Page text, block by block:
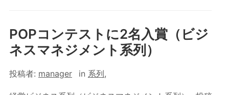
POPコンテストに2名入賞（ビジ
ネスマネジメント系列）
投稿者: manager in 系列,